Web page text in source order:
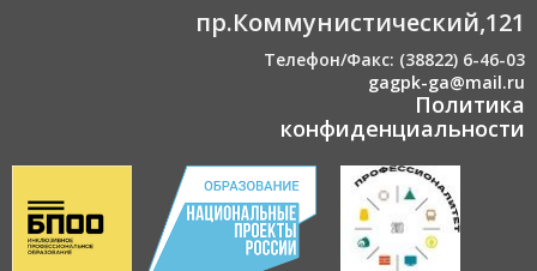
пр.Коммунистический,121
Телефон/Факс: (38822) 6-46-03
gagpk-ga@mail.ru
Политика
конфиденциальности